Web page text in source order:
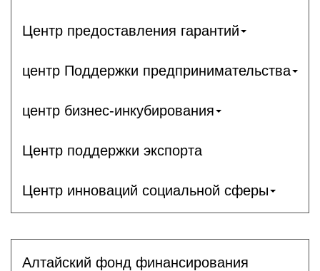
Центр предоставления гарантий
центр Поддержки предпринимательства
центр бизнес-инкубирования
Центр поддержки экспорта
Центр инноваций социальной сферы
Алтайский фонд финансирования